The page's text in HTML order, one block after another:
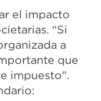
el impacto
“Si
a
que
impuesto”.